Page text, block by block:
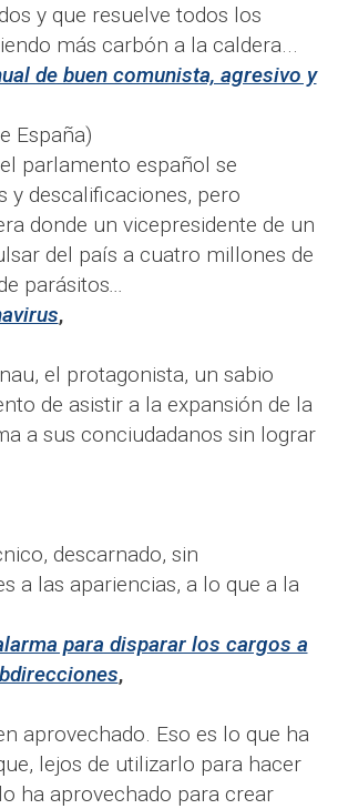
y que resuelve todos los
más carbón a la caldera...
de buen comunista, agresivo y
España)
parlamento español se
y descalificaciones, pero
donde un vicepresidente de un
del país a cuatro millones de
parásitos...
,
el protagonista, un sabio
de asistir a la expansión de la
a sus conciudadanos sin lograr
descarnado, sin
a las apariencias, a lo que a la
para disparar los cargos a
,
aprovechado. Eso es lo que ha
lejos de utilizarlo para hacer
ha aprovechado para crear